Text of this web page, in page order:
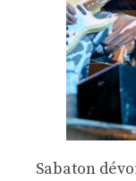
Sabaton